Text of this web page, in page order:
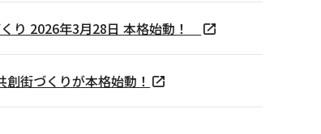
り 2026年3月28日 本格始動！
街づくりが本格始動！